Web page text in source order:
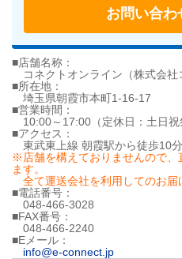
お問い合わ
■店舗名称：
コネクトオンライン（株式会社
■所在地：
埼玉県朝霞市本町1-16-17
■営業時間：
10:00～17:00（定休日：土日祝
■アクセス：
東武東上線 朝霞駅から徒歩10分
※店舗を構えておりませんので、
ます。
全て運送会社を利用してのお届
■電話番号：
048-466-3028
■FAX番号：
048-466-2240
■Eメール：
info@e-connect.jp